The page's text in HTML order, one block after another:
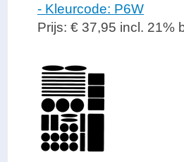
- Kleurcode: P6W
Prijs: € 37,95 incl. 21%